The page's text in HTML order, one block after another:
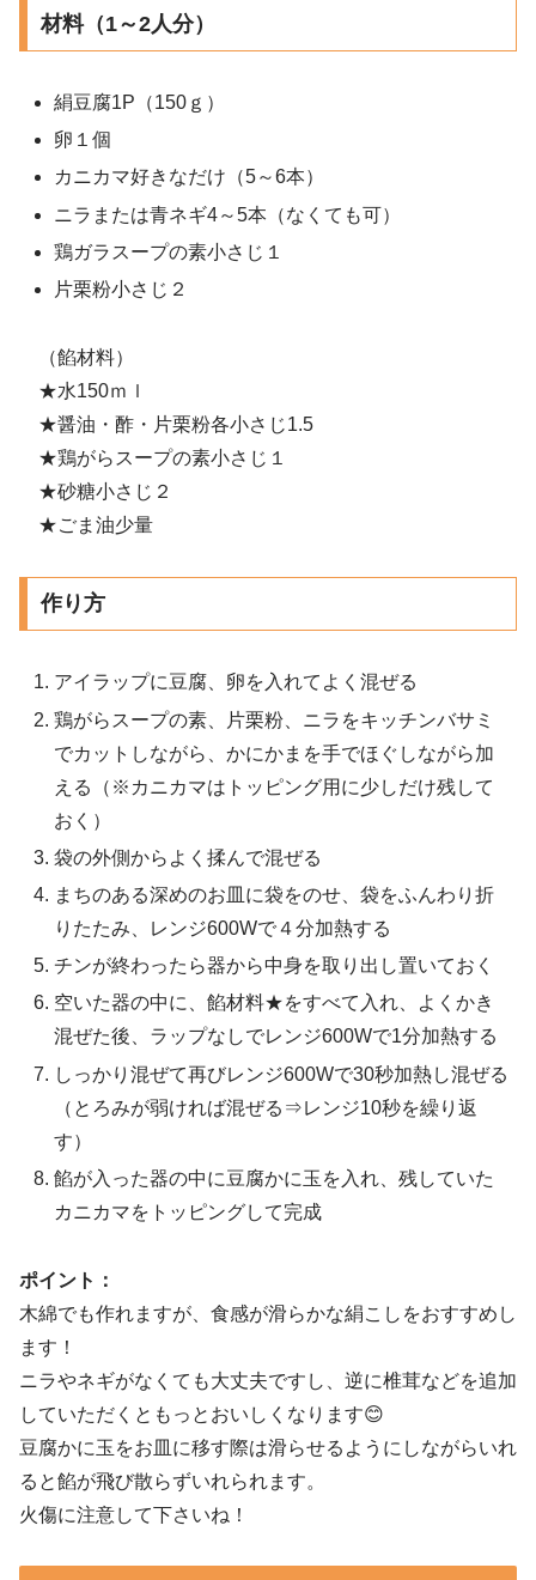
材料（1～2人分）
絹豆腐1P（150ｇ）
卵１個
カニカマ好きなだけ（5～6本）
ニラまたは青ネギ4～5本（なくても可）
鶏ガラスープの素小さじ１
片栗粉小さじ２
（餡材料）
★水150ｍｌ
★醤油・酢・片栗粉各小さじ1.5
★鶏がらスープの素小さじ１
★砂糖小さじ２
★ごま油少量
作り方
アイラップに豆腐、卵を入れてよく混ぜる
鶏がらスープの素、片栗粉、ニラをキッチンバサミ
でカットしながら、かにかまを手でほぐしながら加
える（※カニカマはトッピング用に少しだけ残して
おく）
袋の外側からよく揉んで混ぜる
まちのある深めのお皿に袋をのせ、袋をふんわり折
りたたみ、レンジ600Wで４分加熱する
チンが終わったら器から中身を取り出し置いておく
空いた器の中に、餡材料★をすべて入れ、よくかき
混ぜた後、ラップなしでレンジ600Wで1分加熱する
しっかり混ぜて再びレンジ600Wで30秒加熱し混ぜる
（とろみが弱ければ混ぜる⇒レンジ10秒を繰り返
す）
餡が入った器の中に豆腐かに玉を入れ、残していた
カニカマをトッピングして完成
ポイント：
木綿でも作れますが、食感が滑らかな絹こしをおすすめし
ます！
ニラやネギがなくても大丈夫ですし、逆に椎茸などを追加
していただくともっとおいしくなります😊
豆腐かに玉をお皿に移す際は滑らせるようにしながらいれ
ると餡が飛び散らずいれられます。
火傷に注意して下さいね！